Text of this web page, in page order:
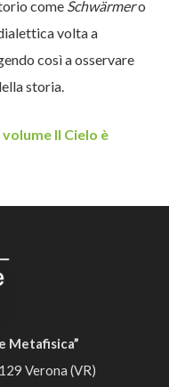
come Schwärmero
volta a
così a osservare
storia.
Il Cielo è
Metafisica”
Verona (VR)